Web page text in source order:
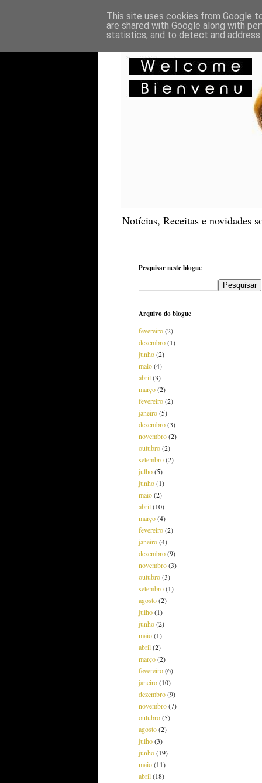
Notícias, Receitas e novidades
Pesquisar neste blogue
Arquivo do blogue
fevereiro(2)
dezembro(1)
junho(2)
maio(4)
abril(3)
março(2)
fevereiro(2)
janeiro(5)
dezembro(3)
novembro(2)
outubro(2)
setembro(2)
julho(5)
junho(1)
maio(2)
abril(10)
março(4)
fevereiro(2)
janeiro(4)
dezembro(9)
novembro(3)
outubro(3)
setembro(1)
agosto(2)
julho(1)
junho(2)
maio(1)
abril(2)
março(2)
fevereiro(6)
janeiro(10)
dezembro(9)
novembro(7)
outubro(5)
agosto(2)
julho(3)
junho(19)
maio(11)
abril(18)
This site uses cookies from Google
are shared with Google along with
statistics, and to detect and address